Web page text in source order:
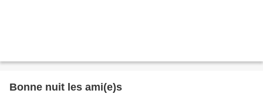
Bonne nuit les ami(e)s